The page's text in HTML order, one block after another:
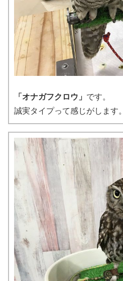
「オナガフクロウ」 です。
誠実タイプって感じがします。